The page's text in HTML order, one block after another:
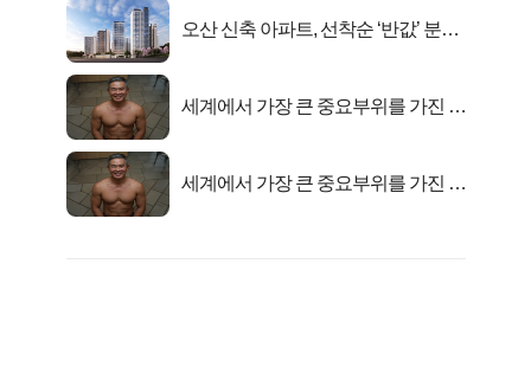
오산 신축 아파트, 선착순 ‘반값’ 분양
세계에서 가장 큰 중요부위를 가진 남
세계에서 가장 큰 중요부위를 가진 남